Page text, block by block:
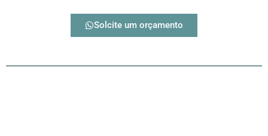
Solcite um orçamento